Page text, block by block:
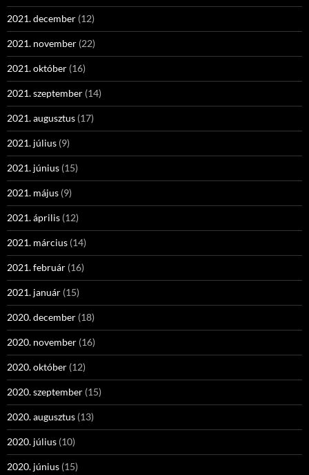
2021. december (12)
2021. november (22)
2021. október (16)
2021. szeptember (14)
2021. augusztus (17)
2021. július (9)
2021. június (15)
2021. május (9)
2021. április (12)
2021. március (14)
2021. február (16)
2021. január (15)
2020. december (18)
2020. november (16)
2020. október (12)
2020. szeptember (15)
2020. augusztus (13)
2020. július (10)
2020. június (15)